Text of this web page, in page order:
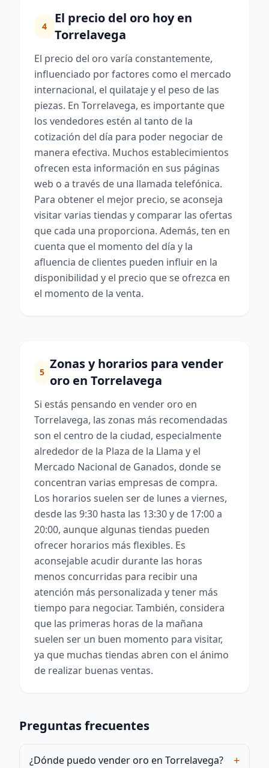
4
El precio del oro hoy en
Torrelavega
El precio del oro varía constantemente,
influenciado por factores como el mercado
internacional, el quilataje y el peso de las
piezas. En Torrelavega, es importante que
los vendedores estén al tanto de la
cotización del día para poder negociar de
manera efectiva. Muchos establecimientos
ofrecen esta información en sus páginas
web o a través de una llamada telefónica.
Para obtener el mejor precio, se aconseja
visitar varias tiendas y comparar las ofertas
que cada una proporciona. Además, ten en
cuenta que el momento del día y la
afluencia de clientes pueden influir en la
disponibilidad y el precio que se ofrezca en
el momento de la venta.
5
Zonas y horarios para vender
oro en Torrelavega
Si estás pensando en vender oro en
Torrelavega, las zonas más recomendadas
son el centro de la ciudad, especialmente
alrededor de la Plaza de la Llama y el
Mercado Nacional de Ganados, donde se
concentran varias empresas de compra.
Los horarios suelen ser de lunes a viernes,
desde las 9:30 hasta las 13:30 y de 17:00 a
20:00, aunque algunas tiendas pueden
ofrecer horarios más flexibles. Es
aconsejable acudir durante las horas
menos concurridas para recibir una
atención más personalizada y tener más
tiempo para negociar. También, considera
que las primeras horas de la mañana
suelen ser un buen momento para visitar,
ya que muchas tiendas abren con el ánimo
de realizar buenas ventas.
Preguntas frecuentes
¿Dónde puedo vender oro en Torrelavega? +